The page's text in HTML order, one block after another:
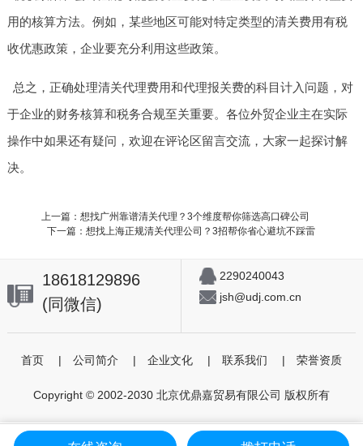
用的核算方法。例如，某些地区可能对特定类型的清关费用有税
收优惠政策，企业要充分利用这些政策。
总之，正确处理清关代理费用和代理报关费的科目计入问题，对
于企业的财务核算和税务合规至关重要。各位外贸企业主在实际
操作中如果还有疑问，欢迎在评论区留言交流，大家一起探讨解
决。
上一篇：想找广州靠谱清关代理？3个维度帮你筛选高口碑公司
下一篇：想找上海正规清关代理公司？3招帮你省心避坑不踩雷
18618129896
(同微信)
2290240043
jsh@udj.com.cn
首页 | 公司简介 | 企业文化 | 联系我们 | 荣誉资质
Copyright © 2002-2030 北京优鼎嘉贸易有限公司 版权所有